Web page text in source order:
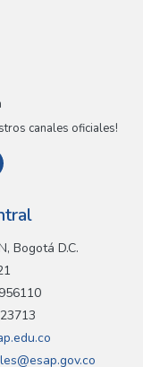
canales oficiales!
Bogotá D.C.